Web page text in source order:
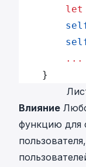
        let
        ...
    }
Влияние
функцию для